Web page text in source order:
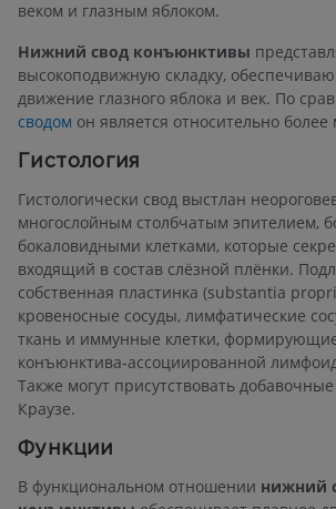
веком и глазным яблоком.
Нижний свод конъюнктивы
высокоподвижную складку,
движение глазного яблока и век. По
сводом он является относительно
Гистология
Гистологически свод выстлан
многослойным столбчатым эпителием,
бокаловидными клетками, которые
входящий в состав слёзной плёнки.
собственная пластинка (substantia
кровеносные сосуды, лимфатические
ткань и иммунные клетки,
конъюнктива-ассоциированной
Также могут присутствовать
Краузе.
Функции
В функциональном отношении нижний